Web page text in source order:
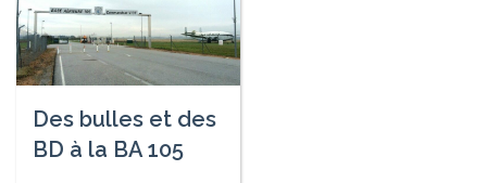
Des bulles et des
BD à la BA 105